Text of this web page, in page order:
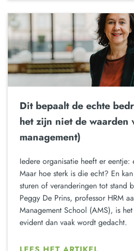
Dit bepaalt de echte
het zijn niet de waarden
management)
Iedere organisatie heeft er eentje:
Maar hoe sterk is die echt? En
sturen of veranderingen tot stand
Peggy De Prins, professor HRM
Management School (AMS), is
evident dan vaak wordt gedacht.